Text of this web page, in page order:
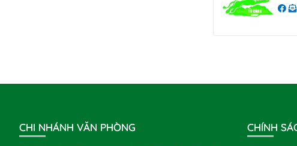
CHI NHÁNH VĂN PHÒNG CHÍNH